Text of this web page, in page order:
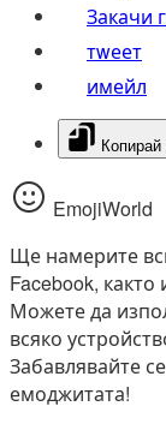
Закачи
тwеет
имейл
Копирай
EmojiWorld
Ще намерите
Facebook,
Можете да
всяко
Забавлявайте
емоджитата!